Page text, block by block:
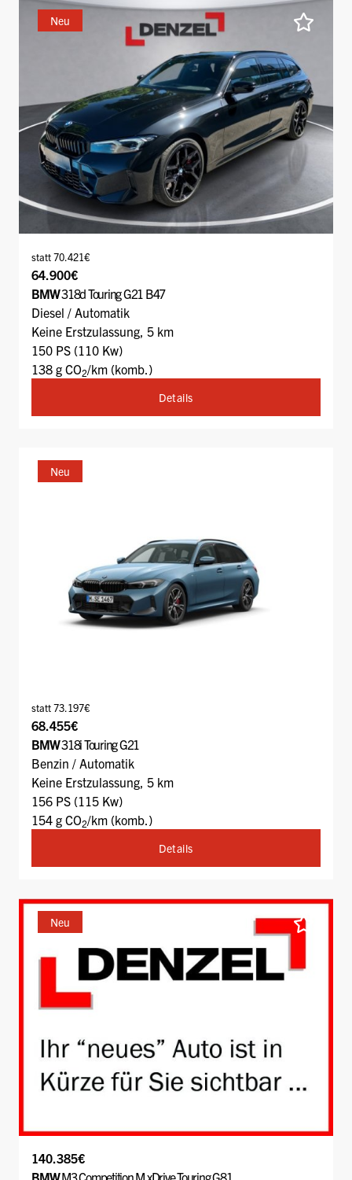
Neu
statt 70.421€
64.900€
BMW318d Touring G21 B47
Diesel / Automatik
Keine Erstzulassung, 5 km
150 PS (110 Kw)
138 g CO2/km (komb.)
Details
Neu
statt 73.197€
68.455€
BMW318i Touring G21
Benzin / Automatik
Keine Erstzulassung, 5 km
156 PS (115 Kw)
154 g CO2/km (komb.)
Details
Neu
140.385€
BMWM3 Competition M xDrive Touring G81